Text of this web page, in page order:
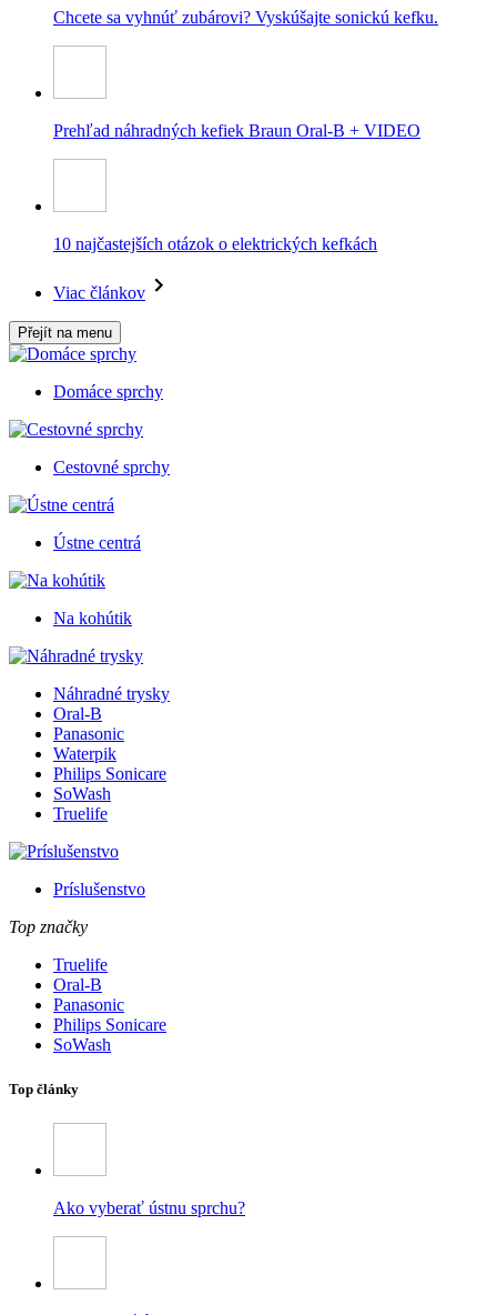
Chcete sa vyhnúť zubárovi? Vyskúšajte sonickú kefku.
Prehľad náhradných kefiek Braun Oral-B + VIDEO
10 najčastejších otázok o elektrických kefkách
Viac článkov
Přejít na menu
Domáce sprchy
Cestovné sprchy
Ústne centrá
Na kohútik
Náhradné trysky
Oral-B
Panasonic
Waterpik
Philips Sonicare
SoWash
Truelife
Príslušenstvo
Top značky
Truelife
Oral-B
Panasonic
Philips Sonicare
SoWash
Top články
Ako vyberať ústnu sprchu?